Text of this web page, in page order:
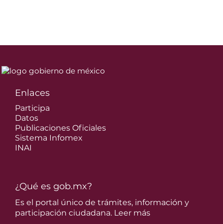
Enlaces
Participa
Datos
Publicaciones Oficiales
Sistema Infomex
INAI
¿Qué es gob.mx?
Es el portal único de trámites, información y
participación ciudadana. Leer más